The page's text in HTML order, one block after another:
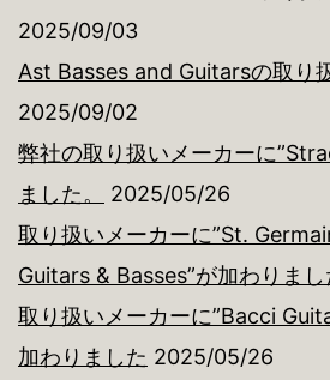
2025/09/03
Ast Basses and Guitarsの取り
2025/09/02
弊社の取り扱いメーカーに
ました。
2025/05/26
取り扱いメーカーに”St.
Guitars & Basses”が加わりまし
取り扱いメーカーに”Bacci
加わりました 2025/05/26